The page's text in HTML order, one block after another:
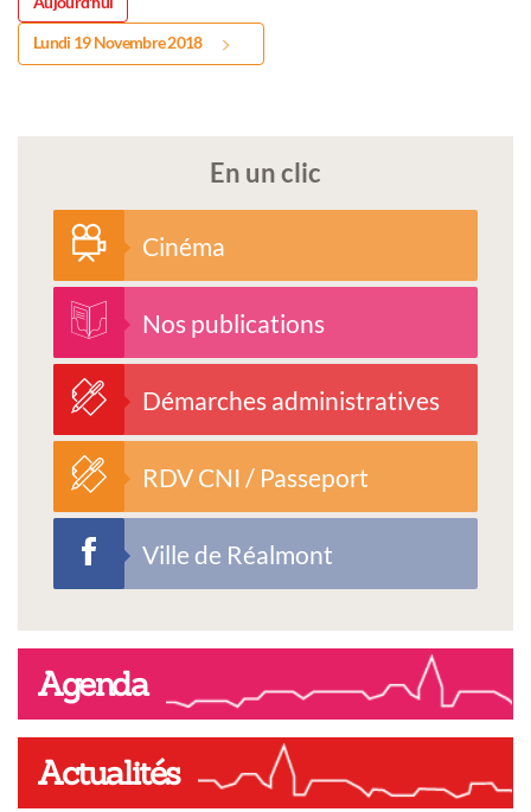
Lundi 19 Novembre 2018
En un clic
Cinéma
Nos publications
Démarches administratives
RDV CNI / Passeport
Ville de Réalmont
Agenda
Actualités